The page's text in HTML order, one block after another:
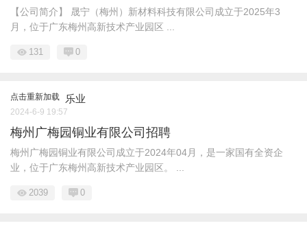
【公司简介】 晟宁（梅州）新材料科技有限公司成立于2025年3
月，位于广东梅州高新技术产业园区 ...
131 0
点击重新加载 乐业
2024-6-9 19:57
梅州广梅园铜业有限公司招聘
梅州广梅园铜业有限公司成立于2024年04月，是一家国有全资企
业，位于广东梅州高新技术产业园区。 ...
2039 0